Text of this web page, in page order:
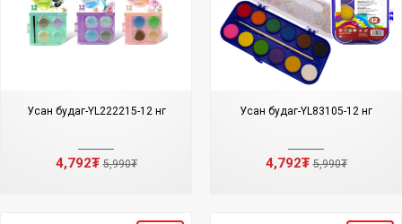
Усан будаг-YL222215-12 өнгө
4,792₮5,990₮
Усан будаг-YL83105-12 өнгө
4,792₮5,990₮